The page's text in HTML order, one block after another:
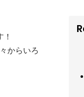
からいろ